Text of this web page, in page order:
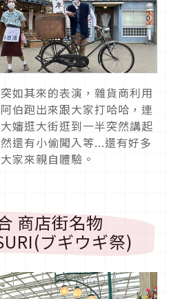
如其來的表演，雜貨商利用
伯跑出來跟大家打哈哈，連
嬸逛大街逛到一半突然講起
還有小偷闖入等...還有好多
家來親自體驗。
商店街名物
ブギウギ祭)